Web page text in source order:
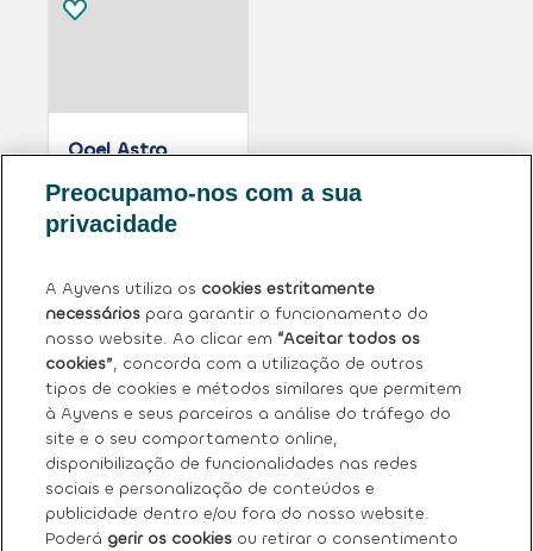
Opel Astra
Gasóleo
Euro 6
17/01/2023 78.222
Comprar por
€ 19.200,00
Sobre nós
Os nossos serviços
Preocupamo-nos com a sua
privacidade
A Ayvens utiliza os cookies estritamente
necessários para garantir o funcionamento do
nosso website. Ao clicar em “Aceitar todos os
cookies”, concorda com a utilização de outros
tipos de cookies e métodos similares que permitem
à Ayvens e seus parceiros a análise do tráfego do
site e o seu comportamento online,
disponibilização de funcionalidades nas redes
sociais e personalização de conteúdos e
publicidade dentro e/ou fora do nosso website.
Poderá gerir os cookies ou retirar o consentimento